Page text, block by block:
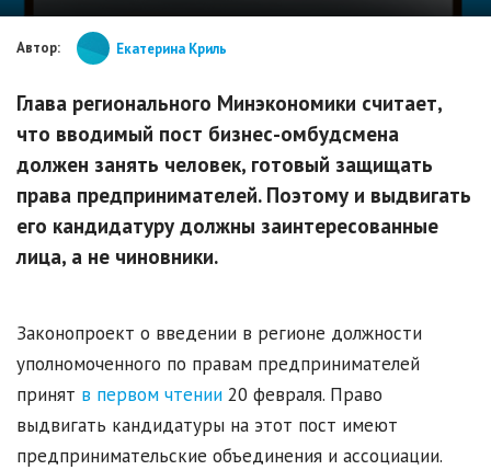
Автор: Екатерина Криль
Глава регионального Минэкономики считает,
что вводимый пост бизнес-омбудсмена
должен занять человек, готовый защищать
права предпринимателей. Поэтому и выдвигать
его кандидатуру должны заинтересованные
лица, а не чиновники.
Законопроект о введении в регионе должности
уполномоченного по правам предпринимателей
принят в первом чтении 20 февраля. Право
выдвигать кандидатуры на этот пост имеют
предпринимательские объединения и ассоциации.